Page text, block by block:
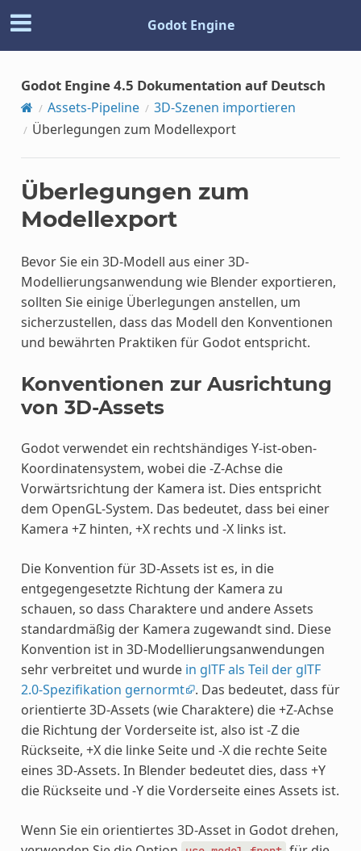
Godot Engine
Godot Engine 4.5 Dokumentation auf Deutsch
Assets-Pipeline
3D-Szenen importieren
Überlegungen zum Modellexport
Überlegungen zum
Modellexport
Bevor Sie ein 3D-Modell aus einer 3D-
Modellierungsanwendung wie Blender exportieren,
sollten Sie einige Überlegungen anstellen, um
sicherzustellen, dass das Modell den Konventionen
und bewährten Praktiken für Godot entspricht.
Konventionen zur Ausrichtung
von 3D-Assets
Godot verwendet ein rechtshändiges Y-ist-oben-
Koordinatensystem, wobei die -Z-Achse die
Vorwärtsrichtung der Kamera ist. Dies entspricht
dem OpenGL-System. Das bedeutet, dass bei einer
Kamera +Z hinten, +X rechts und -X links ist.
Die Konvention für 3D-Assets ist es, in die
entgegengesetzte Richtung der Kamera zu
schauen, so dass Charaktere und andere Assets
standardmäßig der Kamera zugewandt sind. Diese
Konvention ist in 3D-Modellierungsanwendungen
sehr verbreitet und wurde in glTF als Teil der glTF
2.0-Spezifikation gernormt . Das bedeutet, dass für
orientierte 3D-Assets (wie Charaktere) die +Z-Achse
die Richtung der Vorderseite ist, also ist -Z die
Rückseite, +X die linke Seite und -X die rechte Seite
eines 3D-Assets. In Blender bedeutet dies, dass +Y
die Rückseite und -Y die Vorderseite eines Assets ist.
Wenn Sie ein orientiertes 3D-Asset in Godot drehen,